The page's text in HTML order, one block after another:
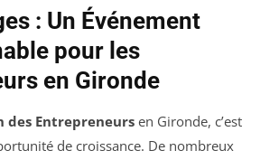
: Un Événement
pour les
en Gironde
des Entrepreneurs en Gironde, c’est
de croissance. De nombreux